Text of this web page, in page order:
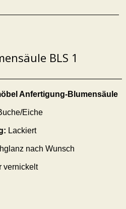
BLS 1
Anfertigung-Blumensäule
Eiche
Lackiert
nach Wunsch
vernickelt